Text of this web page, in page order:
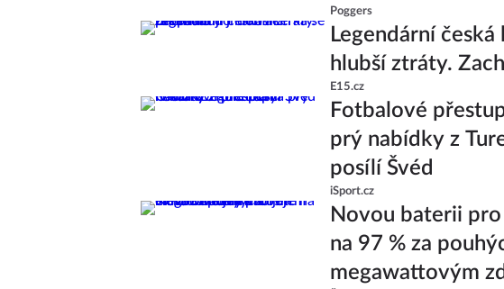
Poggers
Legendární
hlubší ztráty.
E15.cz
Fotbalové
prý nabídky z
posílí Švéd
iSport.cz
Novou baterii
na 97 % za
megawattovým